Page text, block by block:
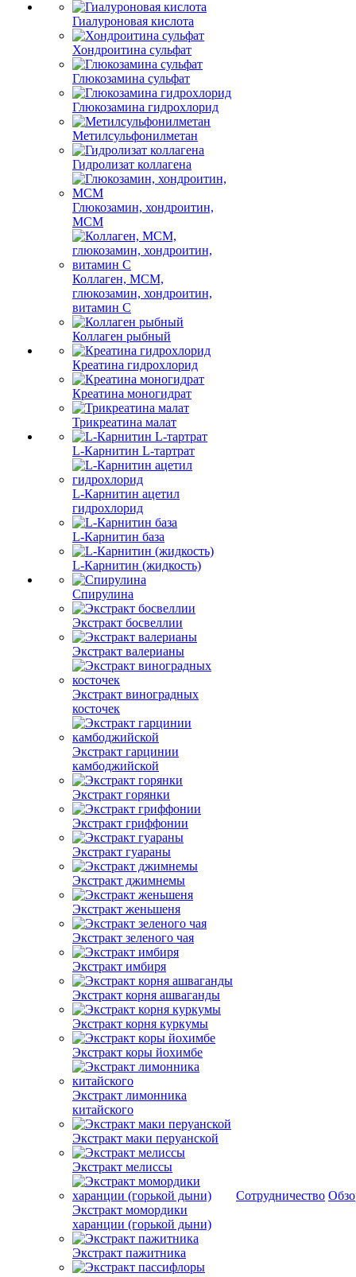
Гиалуроновая кислота
Хондроитина сульфат
Глюкозамина сульфат
Глюкозамина гидрохлорид
Метилсульфонилметан
Гидролизат коллагена
Глюкозамин, хондроитин,
МСМ
Коллаген, МСМ,
глюкозамин, хондроитин,
витамин С
Коллаген рыбный
Креатина гидрохлорид
Креатина моногидрат
Трикреатина малат
L-Карнитин L-тартрат
L-Карнитин ацетил
гидрохлорид
L-Карнитин база
L-Карнитин (жидкость)
Спирулина
Экстракт босвеллии
Экстракт валерианы
Экстракт виноградных
косточек
Экстракт гарцинии
камбоджийской
Экстракт горянки
Экстракт гриффонии
Экстракт гуараны
Экстракт джимнемы
Экстракт женьшеня
Экстракт зеленого чая
Экстракт имбиря
Экстракт корня ашваганды
Экстракт корня куркумы
Экстракт коры йохимбе
Экстракт лимонника
китайского
Экстракт маки перуанской
Экстракт мелиссы
Экстракт момордики
харанции (горькой дыни)
Экстракт пажитника
Сотрудничество